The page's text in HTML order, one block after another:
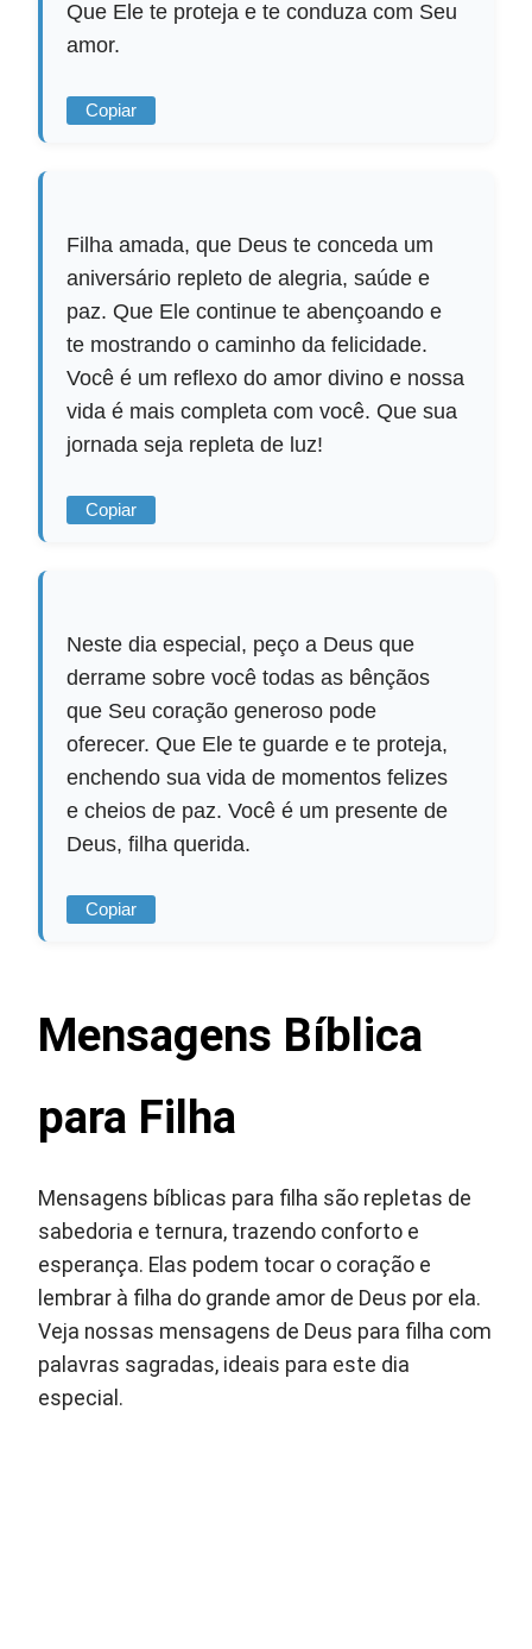
Que Ele te proteja e te conduza com Seu
amor.
Copiar
Filha amada, que Deus te conceda um
aniversário repleto de alegria, saúde e
paz. Que Ele continue te abençoando e
te mostrando o caminho da felicidade.
Você é um reflexo do amor divino e nossa
vida é mais completa com você. Que sua
jornada seja repleta de luz!
Copiar
Neste dia especial, peço a Deus que
derrame sobre você todas as bênçãos
que Seu coração generoso pode
oferecer. Que Ele te guarde e te proteja,
enchendo sua vida de momentos felizes
e cheios de paz. Você é um presente de
Deus, filha querida.
Copiar
Mensagens Bíblica
para Filha
Mensagens bíblicas para filha são repletas de
sabedoria e ternura, trazendo conforto e
esperança. Elas podem tocar o coração e
lembrar à filha do grande amor de Deus por ela.
Veja nossas mensagens de Deus para filha com
palavras sagradas, ideais para este dia
especial.